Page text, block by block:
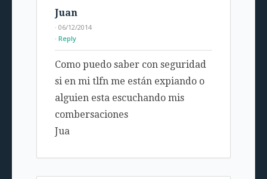
Juan
· 06/12/2014
Reply
Como puedo saber con seguridad
si en mi tlfn me están expiando o
alguien esta escuchando mis
combersaciones
Jua